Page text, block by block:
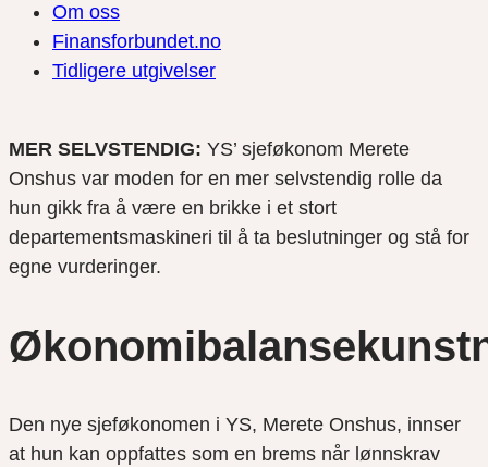
Om oss
Finansforbundet.no
Tidligere utgivelser
MER SELVSTENDIG: YS’ sjeføkonom Merete
Onshus var moden for en mer selvstendig rolle da
hun gikk fra å være en brikke i et stort
departementsmaskineri til å ta beslutninger og stå for
egne vurderinger.
Den nye sjeføkonomen i YS, Merete Onshus, innser
at hun kan oppfattes som en brems når lønnskrav